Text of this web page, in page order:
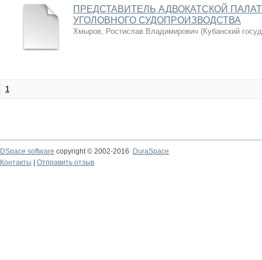
ПРЕДСТАВИТЕЛЬ АДВОКАТСКОЙ
УГОЛОВНОГО СУДОПРОИЗВОДСТВА
Хмыров, Ростислав Владимирович (Кубанский
1
DSpace software copyright © 2002-2016
DuraSpace
Контакты
Отправить отзыв